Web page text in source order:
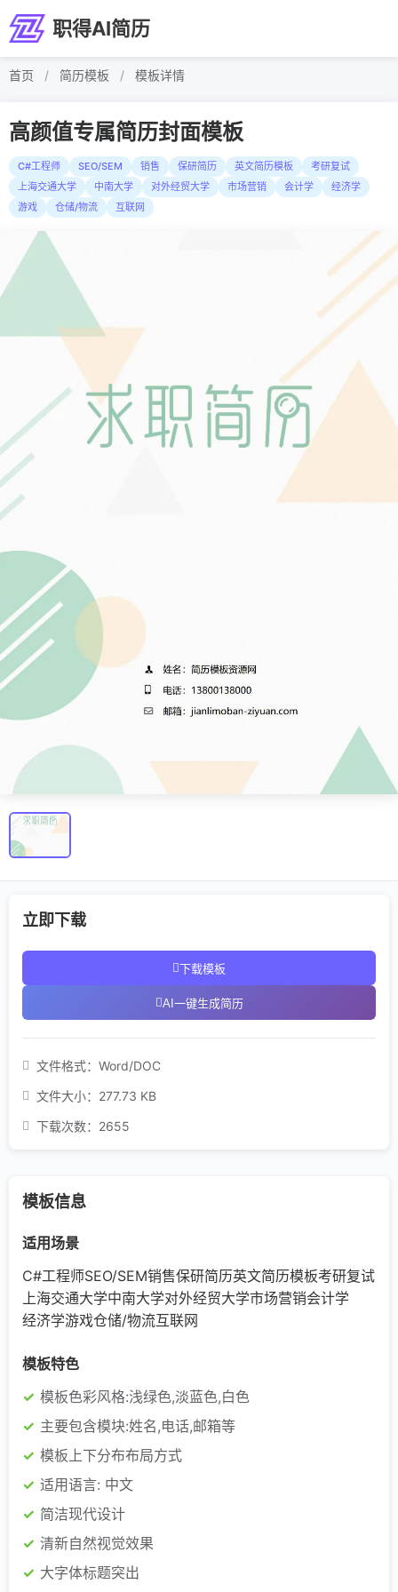
职得AI简历
首页 / 简历模板 / 模板详情
高颜值专属简历封面模板
C#工程师 SEO/SEM 销售 保研简历 英文简历模板
考研复试
上海交通大学
中南大学 对外经贸大学 市场营销 会计学
经济学
游戏
仓储/物流 互联网
立即下载
下载模板
AI一键生成简历
文件格式： Word/DOC
文件大小： 277.73 KB
下载次数： 2655
模板信息
适用场景
C#工程师SEO/SEM销售保研简历英文简历模板考研复试
上海交通大学中南大学对外经贸大学市场营销会计学
经济学游戏仓储/物流互联网
模板特色
模板色彩风格:浅绿色,淡蓝色,白色
主要包含模块:姓名,电话,邮箱等
模板上下分布布局方式
适用语言: 中文
简洁现代设计
清新自然视觉效果
大字体标题突出